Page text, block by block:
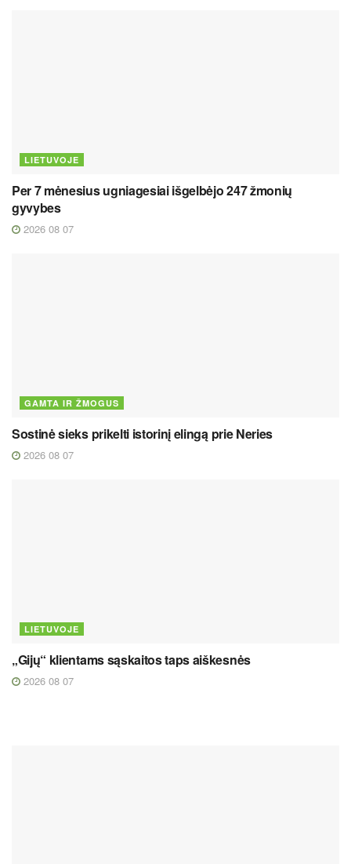
LIETUVOJE
Per 7 mėnesius ugniagesiai išgelbėjo 247 žmonių
gyvybes
2026 08 07
GAMTA IR ŽMOGUS
Sostinė sieks prikelti istorinį elingą prie Neries
2026 08 07
LIETUVOJE
„Gijų“ klientams sąskaitos taps aiškesnės
2026 08 07